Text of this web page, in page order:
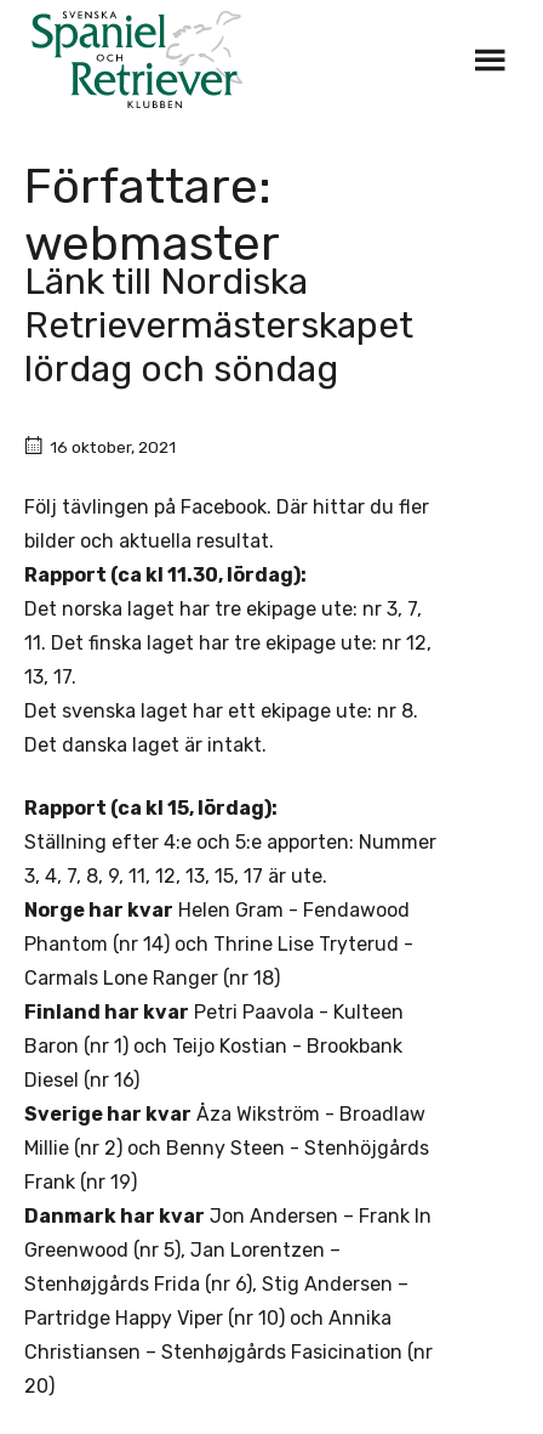
Skip
Författare:
webmaster
Länk till Nordiska
Retrievermästerskapet
lördag och söndag
16 oktober, 2021
Följ tävlingen på Facebook. Där hittar du fler
bilder och aktuella resultat.
Rapport (ca kl 11.30, lördag):
Det norska laget har tre ekipage ute: nr 3, 7,
11. Det finska laget har tre ekipage ute: nr 12,
13, 17.
Det svenska laget har ett ekipage ute: nr 8.
Det danska laget är intakt.
Rapport (ca kl 15, lördag):
Ställning efter 4:e och 5:e apporten: Nummer
3, 4, 7, 8, 9, 11, 12, 13, 15, 17 är ute.
Norge har kvar Helen Gram - Fendawood
Phantom (nr 14) och Thrine Lise Tryterud -
Carmals Lone Ranger (nr 18)
Finland har kvar Petri Paavola - Kulteen
Baron (nr 1) och Teijo Kostian - Brookbank
Diesel (nr 16)
Sverige har kvar Åza Wikström - Broadlaw
Millie (nr 2) och Benny Steen - Stenhöjgårds
Frank (nr 19)
Danmark har kvar Jon Andersen – Frank In
Greenwood (nr 5), Jan Lorentzen –
Stenhøjgårds Frida (nr 6), Stig Andersen –
Partridge Happy Viper (nr 10) och Annika
Christiansen – Stenhøjgårds Fasicination (nr
20)